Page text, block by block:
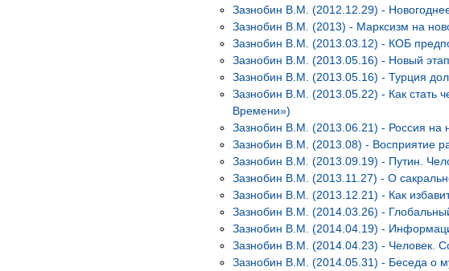
Зазнобин В.М. (2012.12.29) -
Зазнобин В.М. (2013) - Марксизм на
Зазнобин В.М. (2013.03.12) - КОБ
Зазнобин В.М. (2013.05.16) - Новый
Зазнобин В.М. (2013.05.16) - Турция
Зазнобин В.М. (2013.05.22) - Как стать
Времени»)
Зазнобин В.М. (2013.06.21) - Россия на
Зазнобин В.М. (2013.08) - Восприятие
Зазнобин В.М. (2013.09.19) - Путин.
Зазнобин В.М. (2013.11.27) - О
Зазнобин В.М. (2013.12.21) - Как
Зазнобин В.М. (2014.03.26) -
Зазнобин В.М. (2014.04.19) -
Зазнобин В.М. (2014.04.23) - Человек.
Зазнобин В.М. (2014.05.31) - Беседа о